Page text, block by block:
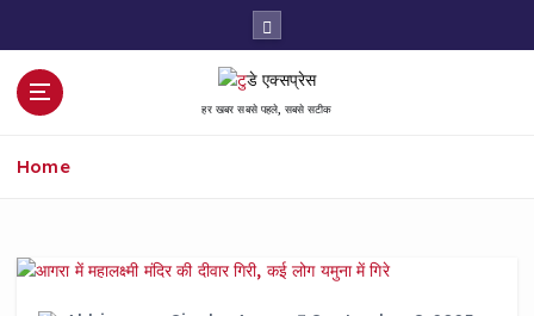
हर खबर सबसे पहले, सबसे सटीक
Home